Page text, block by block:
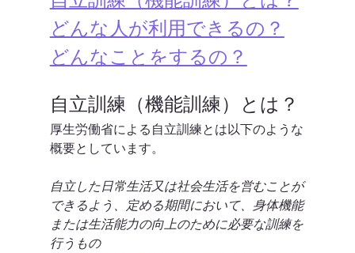
どんな人が利用できるの？
どんなことをするの？
自立訓練（機能訓練）とは？
厚生労働省による自立訓練とは以下のような
概要としています。
自立した日常生活又は社会生活を営むことが
できるよう、定める期間において、身体機能
または生活能力の向上のために必要な訓練を
行うもの